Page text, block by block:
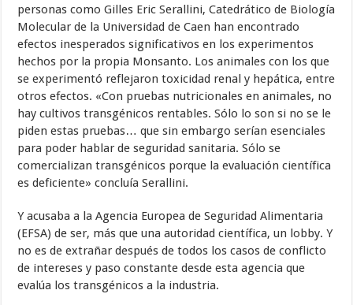
personas como Gilles Eric Serallini, Catedrático de Biología
Molecular de la Universidad de Caen han encontrado
efectos inesperados significativos en los experimentos
hechos por la propia Monsanto. Los animales con los que
se experimentó reflejaron toxicidad renal y hepática, entre
otros efectos. «Con pruebas nutricionales en animales, no
hay cultivos transgénicos rentables. Sólo lo son si no se le
piden estas pruebas… que sin embargo serían esenciales
para poder hablar de seguridad sanitaria. Sólo se
comercializan transgénicos porque la evaluación científica
es deficiente» concluía Serallini.
Y acusaba a la Agencia Europea de Seguridad Alimentaria
(EFSA) de ser, más que una autoridad científica, un lobby. Y
no es de extrañar después de todos los casos de conflicto
de intereses y paso constante desde esta agencia que
evalúa los transgénicos a la industria.